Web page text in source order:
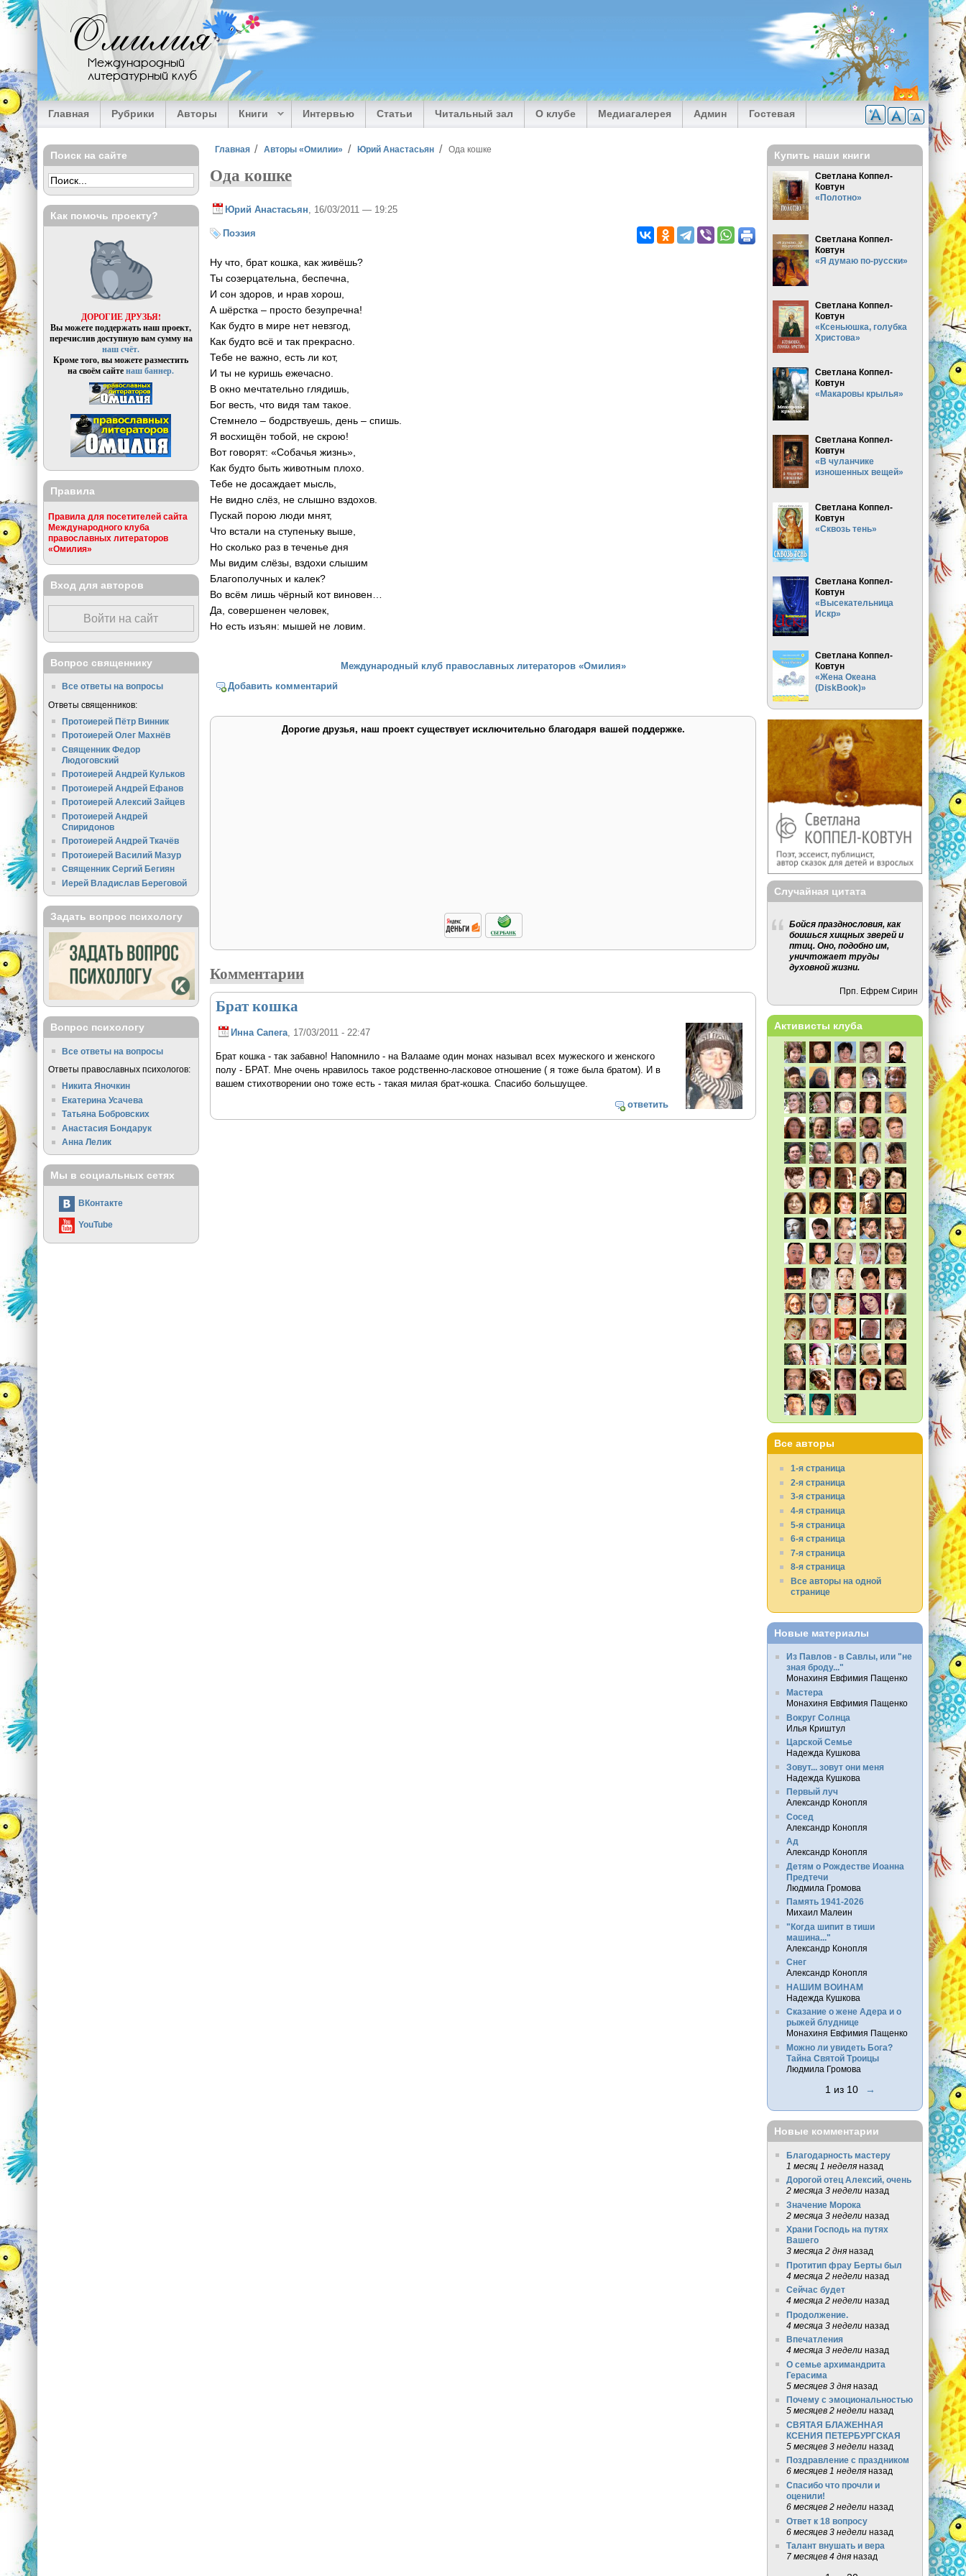
Перейти к основному содержанию
Омилия
Международный
литературный клуб
Главная Рубрики Авторы Книги Интервью Статьи Читальный зал О клубе Медиагалерея Админ Гостевая
Вы здесь
Главная Авторы «Омилии» Юрий Анастасьян Ода кошке
Ода кошке
Юрий Анастасьян , 16/03/2011 — 19:25
Поэзия
Ну что, брат кошка, как живёшь?
Ты созерцательна, беспечна,
И сон здоров, и нрав хорош,
А шёрстка – просто безупречна!
Как будто в мире нет невзгод,
Как будто всё и так прекрасно.
Тебе не важно, есть ли кот,
И ты не куришь ежечасно.
В окно мечтательно глядишь,
Бог весть, что видя там такое.
Стемнело – бодрствуешь, день – спишь.
Я восхищён тобой, не скрою!
Вот говорят: «Собачья жизнь»,
Как будто быть животным плохо.
Тебе не досаждает мысль,
Не видно слёз, не слышно вздохов.
Пускай порою люди мнят,
Что встали на ступеньку выше,
Но сколько раз в теченье дня
Мы видим слёзы, вздохи слышим
Благополучных и калек?
Во всём лишь чёрный кот виновен…
Да, совершенен человек,
Но есть изъян: мышей не ловим.
Международный клуб православных литераторов «Омилия»
Добавить комментарий
Дорогие друзья, наш проект существует исключительно благодаря вашей поддержке.
Комментарии
Брат кошка
Инна Сапега, 17/03/2011 - 22:47
Брат кошка - так забавно! Напомнило - на Валааме один монах называл всех мужеского и женского
полу - БРАТ. Мне очень нравилось такое родственно-ласковое отношение ( я тоже была братом). И в
вашем стихотворении оно тоже есть - такая милая брат-кошка. Спасибо большущее.
ответить
Поиск на сайте
Как помочь проекту?
ДОРОГИЕ ДРУЗЬЯ!
Вы можете поддержать наш проект,
перечислив доступную вам сумму на
наш счёт.
Кроме того, вы можете разместить
на своём сайтенаш баннер.
Правила
Правила для посетителей сайта
Международного клуба
православных литераторов
«Омилия»
Вход для авторов
Войти на сайт
Вопрос священнику
Все ответы на вопросы
Ответы священников:
Протоиерей Пётр Винник
Протоиерей Олег Махнёв
Священник Федор
Людоговский
Протоиерей Андрей Кульков
Протоиерей Андрей Ефанов
Протоиерей Алексий Зайцев
Протоиерей Андрей
Спиридонов
Протоиерей Андрей Ткачёв
Протоиерей Василий Мазур
Священник Сергий Бегиян
Иерей Владислав Береговой
Задать вопрос психологу
Вопрос психологу
Все ответы на вопросы
Ответы православных психологов:
Никита Яночкин
Екатерина Усачева
Татьяна Бобровских
Анастасия Бондарук
Анна Лелик
Мы в социальных сетях
ВКонтакте
YouTube
Купить наши книги
Светлана Коппел-
Ковтун
«Полотно»
Светлана Коппел-
Ковтун
«Я думаю по-русски»
Светлана Коппел-
Ковтун
«Ксеньюшка, голубка
Христова»
Светлана Коппел-
Ковтун
«Макаровы крылья»
Светлана Коппел-
Ковтун
«В чуланчике
изношенных вещей»
Светлана Коппел-
Ковтун
«Сквозь тень»
Светлана Коппел-
Ковтун
«Высекательница
Искр»
Светлана Коппел-
Ковтун
«Жена Океана
(DiskBook)»
Случайная цитата
Бойся празднословия, как
боишься хищных зверей и
птиц. Оно, подобно им,
уничтожает труды
духовной жизни.
Прп. Ефрем Сирин
Активисты клуба
Все авторы
1-я страница
2-я страница
3-я страница
4-я страница
5-я страница
6-я страница
7-я страница
8-я страница
Все авторы на одной
странице
Новые материалы
Из Павлов - в Савлы, или "не
зная броду..."
Монахиня Евфимия Пащенко
Мастера
Монахиня Евфимия Пащенко
Вокруг Солнца
Илья Криштул
Царской Семье
Надежда Кушкова
Зовут... зовут они меня
Надежда Кушкова
Первый луч
Александр Конопля
Сосед
Александр Конопля
Ад
Александр Конопля
Детям о Рождестве Иоанна
Предтечи
Людмила Громова
Память 1941-2026
Михаил Малеин
"Когда шипит в тиши
машина..."
Александр Конопля
Снег
Александр Конопля
НАШИМ ВОИНАМ
Надежда Кушкова
Сказание о жене Адера и о
рыжей блуднице
Монахиня Евфимия Пащенко
Можно ли увидеть Бога?
Тайна Святой Троицы
Людмила Громова
1 из 10 →
Новые комментарии
Благодарность мастеру
1 месяц 1 неделяназад
Дорогой отец Алексий, очень
2 месяца 3 неделиназад
Значение Морока
2 месяца 3 неделиназад
Храни Господь на путях
Вашего
3 месяца 2 дняназад
Протитип фрау Берты был
4 месяца 2 неделиназад
Сейчас будет
4 месяца 2 неделиназад
Продолжение.
4 месяца 3 неделиназад
Впечатления
4 месяца 3 неделиназад
О семье архимандрита
Герасима
5 месяцев 3 дняназад
Почему с эмоциональностью
5 месяцев 2 неделиназад
СВЯТАЯ БЛАЖЕННАЯ
КСЕНИЯ ПЕТЕРБУРГСКАЯ
5 месяцев 3 неделиназад
Поздравление с праздником
6 месяцев 1 неделяназад
Спасибо что прочли и
оценили!
6 месяцев 2 неделиназад
Ответ к 18 вопросу
6 месяцев 3 неделиназад
Талант внушать и вера
7 месяцев 4 дняназад